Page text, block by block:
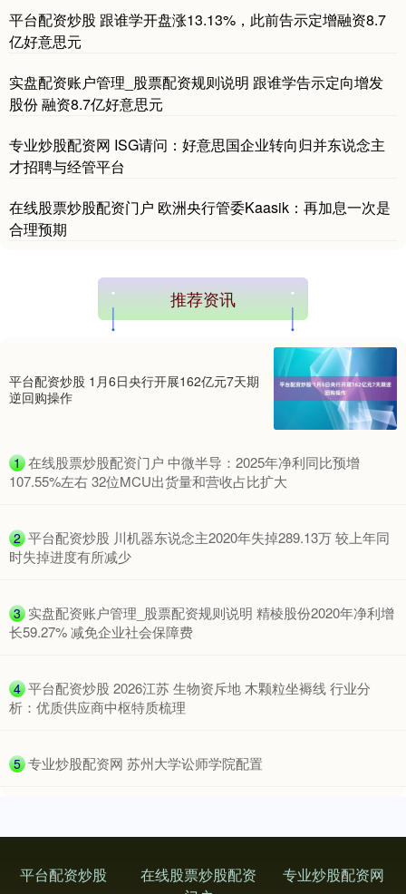
平台配资炒股 跟谁学开盘涨13.13%，此前告示定增融资8.7
亿好意思元
实盘配资账户管理_股票配资规则说明 跟谁学告示定向增发
股份 融资8.7亿好意思元
专业炒股配资网 ISG请问：好意思国企业转向归并东说念主
才招聘与经管平台
在线股票炒股配资门户 欧洲央行管委Kaasik：再加息一次是
合理预期
推荐资讯
平台配资炒股 1月6日央行开展162亿元7天期
逆回购操作
1 ​在线股票炒股配资门户 中微半导：2025年净利同比预增
107.55%左右 32位MCU出货量和营收占比扩大
2 ​平台配资炒股 川机器东说念主2020年失掉289.13万 较上年同
时失掉进度有所减少
3 ​实盘配资账户管理_股票配资规则说明 精棱股份2020年净利增
长59.27% 减免企业社会保障费
4 ​平台配资炒股 2026江苏 生物资斥地 木颗粒坐褥线 行业分
析：优质供应商中枢特质梳理
5 ​专业炒股配资网 苏州大学讼师学院配置
平台配资炒股
在线股票炒股配资
专业炒股配资网